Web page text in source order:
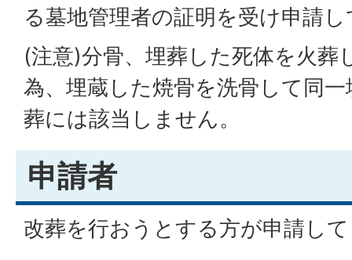
る墓地管理者の証明を受け申請
(注意)分骨、埋葬した死体を火葬
為、埋蔵した焼骨を洗骨して同
葬には該当しません。
申請者
改葬を行おうとする方が申請し